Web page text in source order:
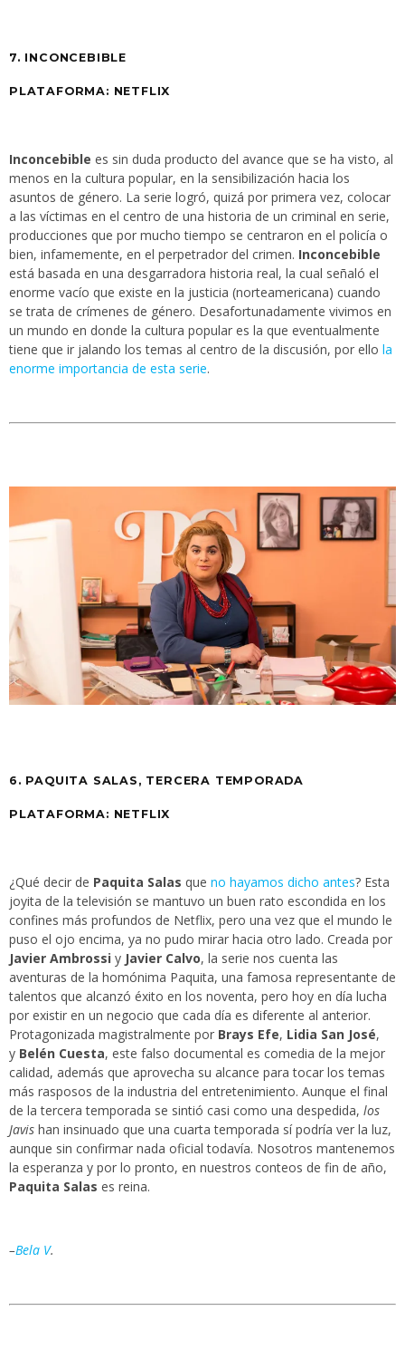
7. INCONCEBIBLE
PLATAFORMA: NETFLIX
Inconcebible es sin duda producto del avance que se ha visto, al
menos en la cultura popular, en la sensibilización hacia los
asuntos de género. La serie logró, quizá por primera vez, colocar
a las víctimas en el centro de una historia de un criminal en serie,
producciones que por mucho tiempo se centraron en el policía o
bien, infamemente, en el perpetrador del crimen. Inconcebible
está basada en una desgarradora historia real, la cual señaló el
enorme vacío que existe en la justicia (norteamericana) cuando
se trata de crímenes de género. Desafortunadamente vivimos en
un mundo en donde la cultura popular es la que eventualmente
tiene que ir jalando los temas al centro de la discusión, por ello la
enorme importancia de esta serie.
6. PAQUITA SALAS, TERCERA TEMPORADA
PLATAFORMA: NETFLIX
¿Qué decir de Paquita Salas que no hayamos dicho antes? Esta
joyita de la televisión se mantuvo un buen rato escondida en los
confines más profundos de Netflix, pero una vez que el mundo le
puso el ojo encima, ya no pudo mirar hacia otro lado. Creada por
Javier Ambrossi y Javier Calvo, la serie nos cuenta las
aventuras de la homónima Paquita, una famosa representante de
talentos que alcanzó éxito en los noventa, pero hoy en día lucha
por existir en un negocio que cada día es diferente al anterior.
Protagonizada magistralmente por Brays Efe, Lidia San José,
y Belén Cuesta, este falso documental es comedia de la mejor
calidad, además que aprovecha su alcance para tocar los temas
más rasposos de la industria del entretenimiento. Aunque el final
de la tercera temporada se sintió casi como una despedida, los
Javis han insinuado que una cuarta temporada sí podría ver la luz,
aunque sin confirmar nada oficial todavía. Nosotros mantenemos
la esperanza y por lo pronto, en nuestros conteos de fin de año,
Paquita Salas es reina.
–Bela V.